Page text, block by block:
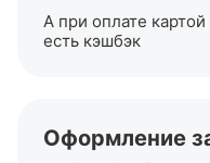
А при оплате
есть кэшбэк
Оформление